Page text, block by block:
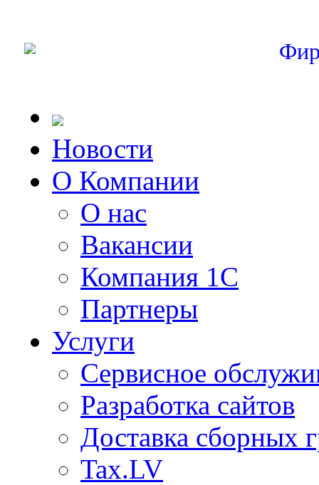
Новости
О Компании
О нас
Вакансии
Компания 1С
Партнеры
Услуги
Сервисное
Разработка сайтов
Доставка сборных
Tax.LV